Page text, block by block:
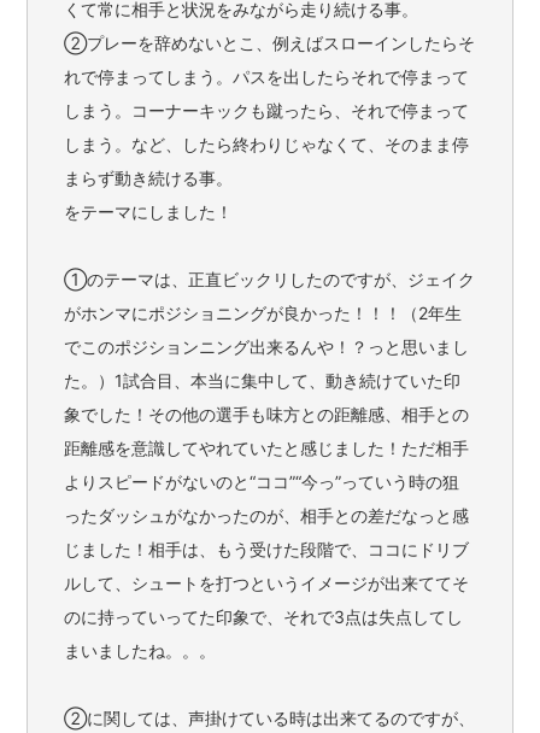
くて常に相手と状況をみながら走り続ける事。
②プレーを辞めないとこ、例えばスローインしたらそ
れで停まってしまう。パスを出したらそれで停まって
しまう。コーナーキックも蹴ったら、それで停まって
しまう。など、したら終わりじゃなくて、そのまま停
まらず動き続ける事。
をテーマにしました！
①のテーマは、正直ビックリしたのですが、ジェイク
がホンマにポジショニングが良かった！！！（2年生
でこのポジションニング出来るんや！？っと思いまし
た。）1試合目、本当に集中して、動き続けていた印
象でした！その他の選手も味方との距離感、相手との
距離感を意識してやれていたと感じました！ただ相手
よりスピードがないのと“ココ”“今っ”っていう時の狙
ったダッシュがなかったのが、相手との差だなっと感
じました！相手は、もう受けた段階で、ココにドリブ
ルして、シュートを打つというイメージが出来ててそ
のに持っていってた印象で、それで3点は失点してし
まいましたね。。。
②に関しては、声掛けている時は出来てるのですが、